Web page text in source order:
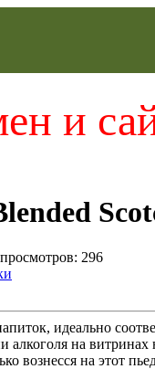
и
296
идеально
на
вознесся на этот